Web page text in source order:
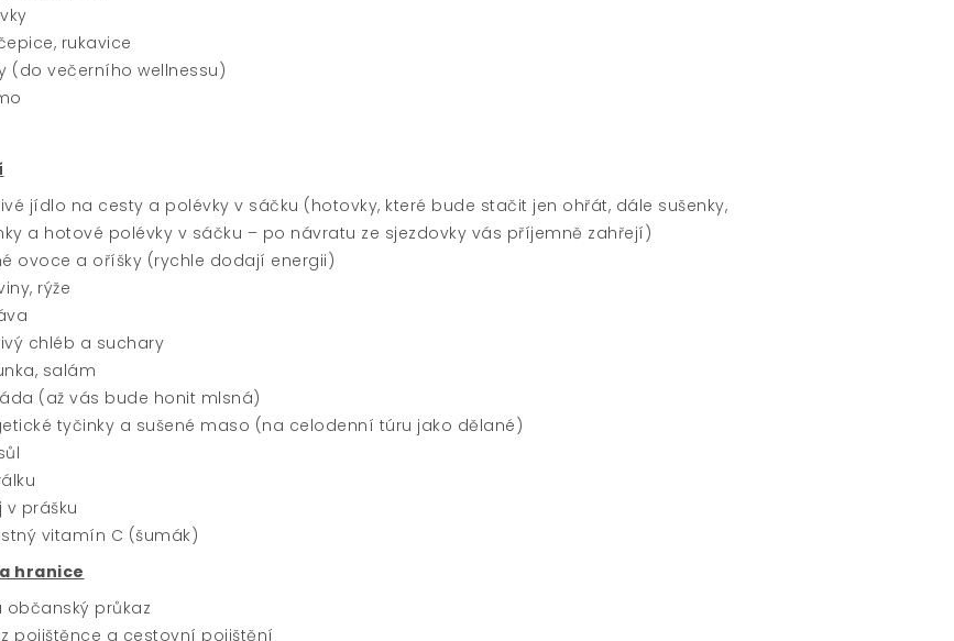
rukavice
(do večerního wellnessu)
jídlo na cesty a polévky v sáčku (hotovky, které bude stačit jen ohřát, dále sušenky,
a hotové polévky v sáčku – po návratu ze sjezdovky vás příjemně zahřejí)
ovoce a oříšky (rychle dodají energii)
rýže
chléb a suchary
salám
(až vás bude honit mlsná)
tyčinky a sušené maso (na celodenní túru jako dělané)
v prášku
vitamín C (šumák)
hranice
občanský průkaz
pojištěnce a cestovní pojištění